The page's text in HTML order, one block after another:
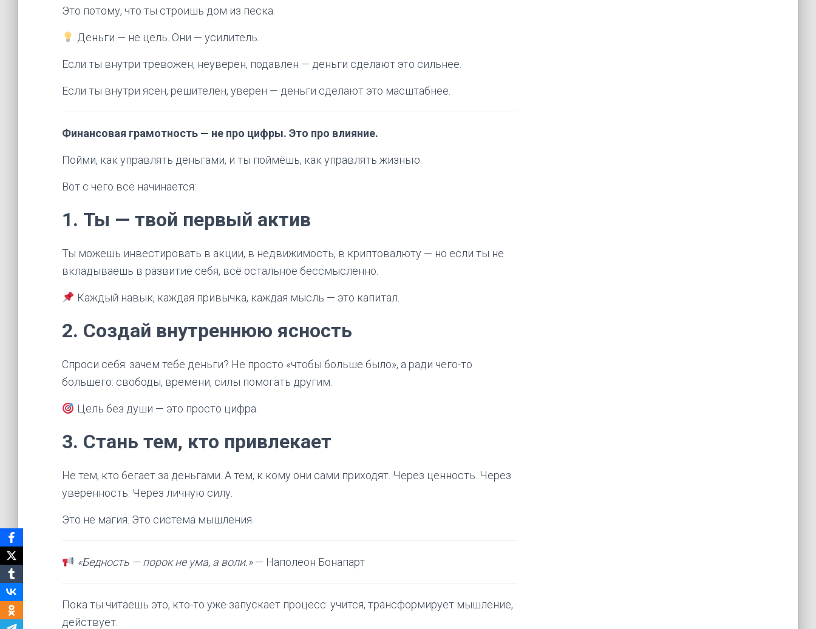
Это потому, что ты строишь дом из песка.
Деньги — не цель. Они — усилитель.
Если ты внутри тревожен, неуверен, подавлен — деньги сделают это сильнее.
Если ты внутри ясен, решителен, уверен — деньги сделают это масштабнее.
Финансовая грамотность — не про цифры. Это про влияние.
Пойми, как управлять деньгами, и ты поймёшь, как управлять жизнью.
Вот с чего всё начинается:
1. Ты — твой первый актив
Ты можешь инвестировать в акции, в недвижимость, в криптовалюту — но если ты не
вкладываешь в развитие себя, всё остальное бессмысленно.
Каждый навык, каждая привычка, каждая мысль — это капитал.
2. Создай внутреннюю ясность
Спроси себя: зачем тебе деньги? Не просто «чтобы больше было», а ради чего-то
большего: свободы, времени, силы помогать другим.
Цель без души — это просто цифра.
3. Стань тем, кто привлекает
Не тем, кто бегает за деньгами. А тем, к кому они сами приходят. Через ценность. Через
уверенность. Через личную силу.
Это не магия. Это система мышления.
«Бедность — порок не ума, а воли.»— Наполеон Бонапарт
Пока ты читаешь это, кто-то уже запускает процесс: учится, трансформирует мышление,
действует.